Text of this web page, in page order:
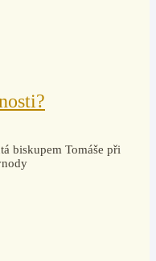
biskupem Tomáše při